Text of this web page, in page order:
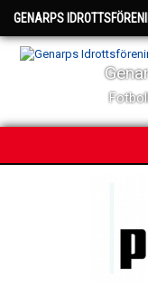
GENARPS
MATCHER & TÄVLINGAR